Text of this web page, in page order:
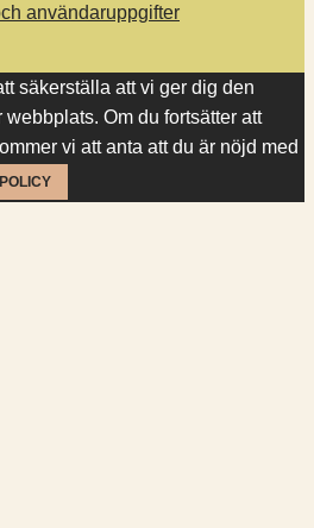
användaruppgifter
säkerställa att vi ger dig den
Om du fortsätter att
vi att anta att du är nöjd med